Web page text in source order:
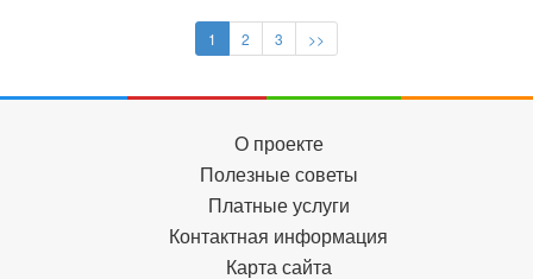
1 2 3 >>
О проекте
Полезные советы
Платные услуги
Контактная информация
Карта сайта